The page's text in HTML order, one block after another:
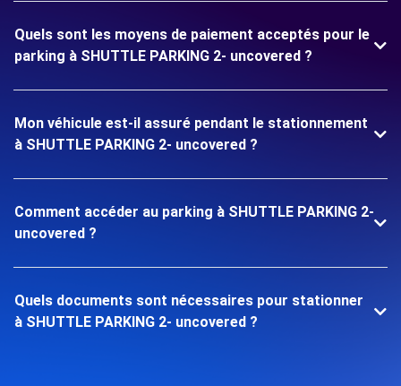
Quels sont les moyens de paiement acceptés pour le
parking à SHUTTLE PARKING 2- uncovered ?
Mon véhicule est-il assuré pendant le stationnement
à SHUTTLE PARKING 2- uncovered ?
Comment accéder au parking à SHUTTLE PARKING 2-
uncovered ?
Quels documents sont nécessaires pour stationner
à SHUTTLE PARKING 2- uncovered ?